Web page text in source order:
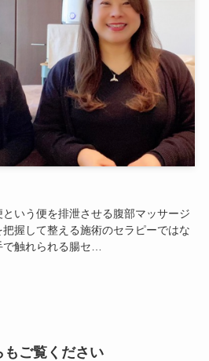
いう便を排泄させる腹部マッサージ
握して整える施術のセラピーではな
触れられる腸セ…
もご覧ください